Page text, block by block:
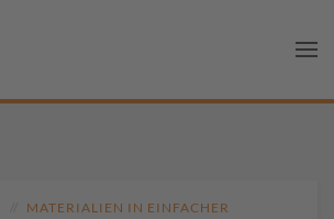
MATERIALIEN IN EINFACHER